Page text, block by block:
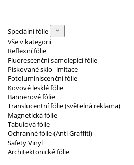
Speciální fólie
Vše v kategorii
Reflexní fólie
Fluorescenční samolepicí fólie
Pískované sklo- imitace
Fotoluminiscenční fólie
Kovové lesklé fólie
Bannerové fólie
Translucentní fólie (světelná reklama)
Magnetická fólie
Tabulová fólie
Ochranné fólie (Anti Graffiti)
Safety Vinyl
Architektonické fólie